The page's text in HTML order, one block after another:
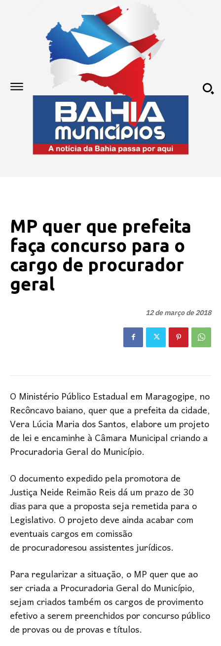
MP quer que prefeita
faça concurso para o
cargo de procurador
geral
12 de março de 2018
O Ministério Público Estadual em Maragogipe, no
Recôncavo baiano, quer que a prefeita da cidade,
Vera Lúcia Maria dos Santos, elabore um projeto
de lei e encaminhe à Câmara Municipal criando a
Procuradoria Geral do Município.
O documento expedido pela promotora de
Justiça Neide Reimão Reis dá um prazo de 30
dias para que a proposta seja remetida para o
Legislativo. O projeto deve ainda acabar com
eventuais cargos em comissão
de procuradoresou assistentes jurídicos.
Para regularizar a situação, o MP quer que ao
ser criada a Procuradoria Geral do Município,
sejam criados também os cargos de provimento
efetivo a serem preenchidos por concurso público
de provas ou de provas e títulos.